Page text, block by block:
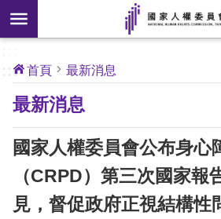
前往主要內容區塊
搜
尋
開
新
]
核
心
人
權
公
約
關
於
:::
首頁 最新消息
最新消息
國家人權委員會公布身心
（CRPD）第三次國家報
見，督促政府正視結構性